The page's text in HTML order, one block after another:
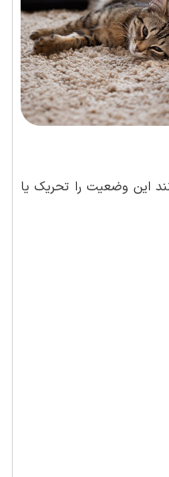
این وضعیت را تحریک یا